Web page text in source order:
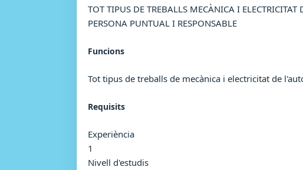
TOT TIPUS DE TREBALLS MECÀNICA I
PERSONA PUNTUAL I RESPONSABLE
Funcions
Tot tipus de treballs de mecànica i electricitat de
Requisits
Experiència
1
Nivell d'estudis